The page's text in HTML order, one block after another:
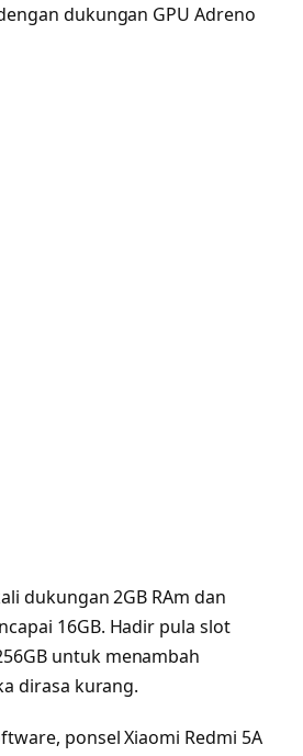
dukungan GPU Adreno
dukungan 2GB RAm dan
16GB. Hadir pula slot
untuk menambah
dirasa kurang.
ponsel Xiaomi Redmi 5A